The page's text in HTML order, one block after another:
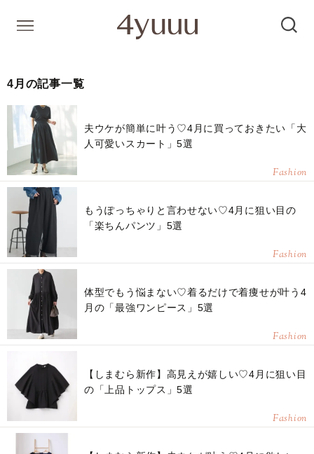
4月の記事一覧
夫ウケが簡単に叶う♡4月に買っておきたい「大
人可愛いスカート」5選
Fashion
もうぽっちゃりと言わせない♡4月に狙い目の
「楽ちんパンツ」5選
Fashion
体型でもう悩まない♡着るだけで着痩せが叶う4
月の「最強ワンピース」5選
Fashion
【しまむら新作】高見えが嬉しい♡4月に狙い目
の「上品トップス」5選
Fashion